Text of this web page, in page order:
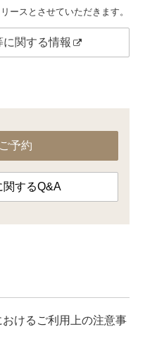
ースとさせていただきます。
関する情報
予約
関するQ&A
けるご利用上の注意事